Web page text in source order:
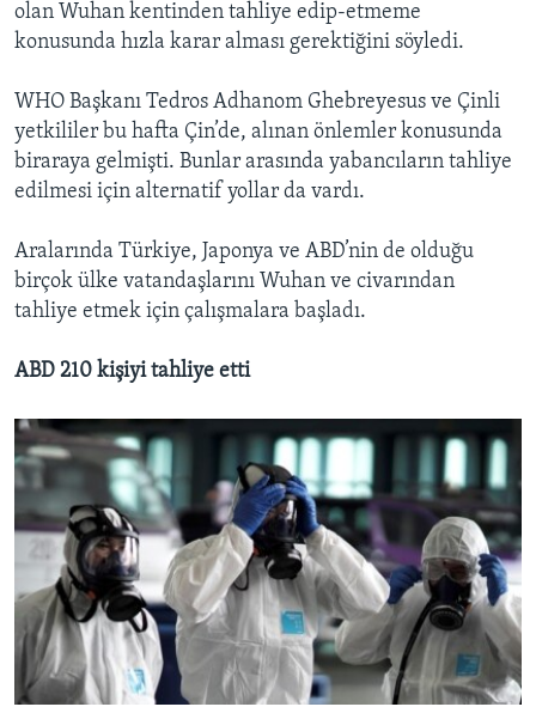
olan Wuhan kentinden tahliye edip-etmeme
konusunda hızla karar alması gerektiğini söyledi.
WHO Başkanı Tedros Adhanom Ghebreyesus ve Çinli
yetkililer bu hafta Çin’de, alınan önlemler konusunda
biraraya gelmişti. Bunlar arasında yabancıların tahliye
edilmesi için alternatif yollar da vardı.
Aralarında Türkiye, Japonya ve ABD’nin de olduğu
birçok ülke vatandaşlarını Wuhan ve civarından
tahliye etmek için çalışmalara başladı.
ABD 210 kişiyi tahliye etti